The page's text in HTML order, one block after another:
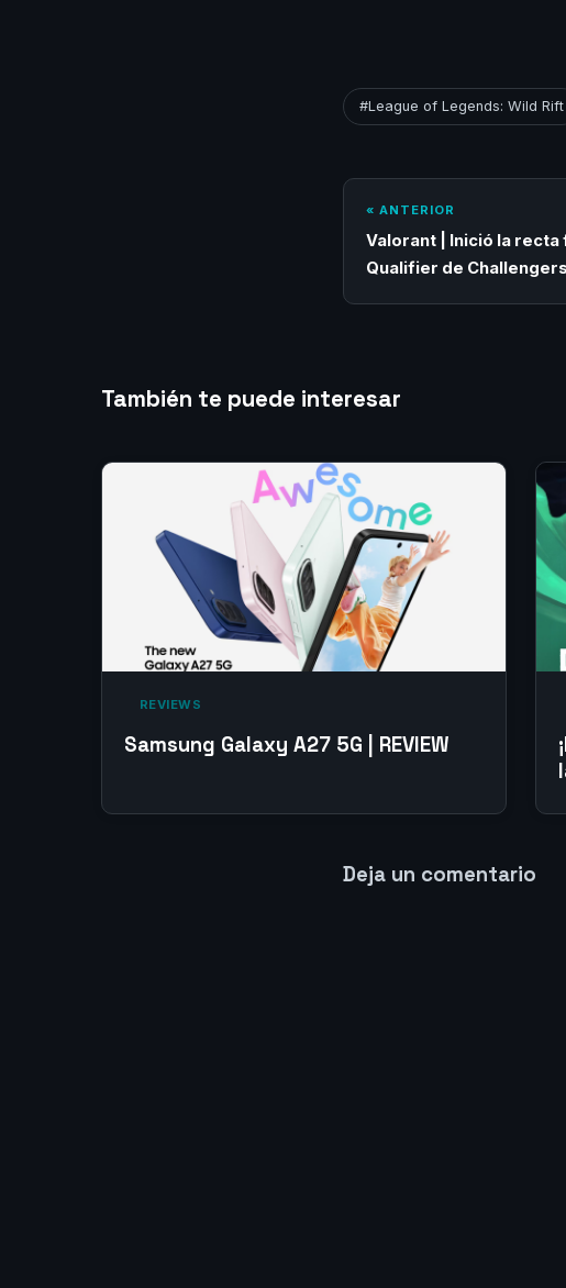
#League of Legends: Wild Rift
« ANTERIOR
Valorant | Inició la recta
Qualifier de
También te puede interesar
‎ REVIEWS‎
Samsung Galaxy A27 5G | REVIEW
Deja un comentario